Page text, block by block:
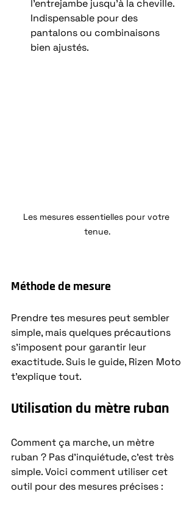
l’entrejambe jusqu’à la cheville.
Indispensable pour des
pantalons ou combinaisons
bien ajustés.
Les mesures essentielles pour votre
tenue.
Méthode de mesure
Prendre tes mesures peut sembler
simple, mais quelques précautions
s’imposent pour garantir leur
exactitude. Suis le guide, Rizen Moto
t’explique tout.
Utilisation du mètre ruban
Comment ça marche, un mètre
ruban ? Pas d’inquiétude, c’est très
simple. Voici comment utiliser cet
outil pour des mesures précises :